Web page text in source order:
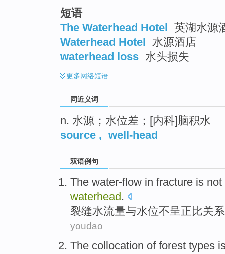
短语
The Waterhead Hotel 英湖水源
Waterhead Hotel 水源酒店
waterhead loss 水头损失
更多网络短语
同近义词
n. 水源；水位差；[内科]脑积水
source , well-head
双语例句
The water-flow in fracture is not
waterhead .
裂缝水流量与水位不呈正比关
youdao
The collocation offorest types